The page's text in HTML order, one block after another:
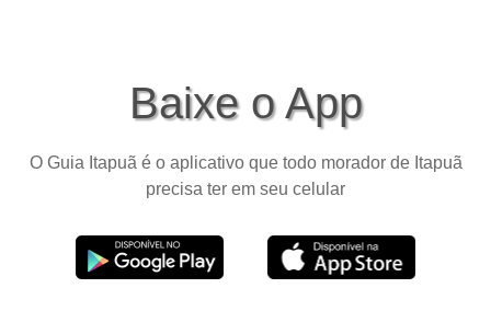
Baixe o App
O Guia Itapuã é o aplicativo que todo morador de Itapuã
precisa ter em seu celular